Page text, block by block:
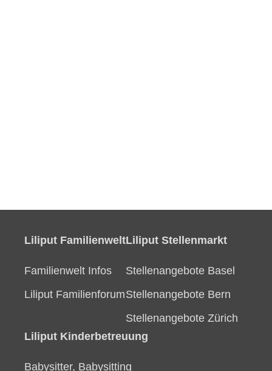
Liliput Familienwelt
Familienwelt Infos
Liliput Familienforum
Liliput Stellenmarkt
Stellenangebote Basel
Stellenangebote Bern
Stellenangebote Zürich
Liliput Kinderbetreuung
Babysitter, Babysitting